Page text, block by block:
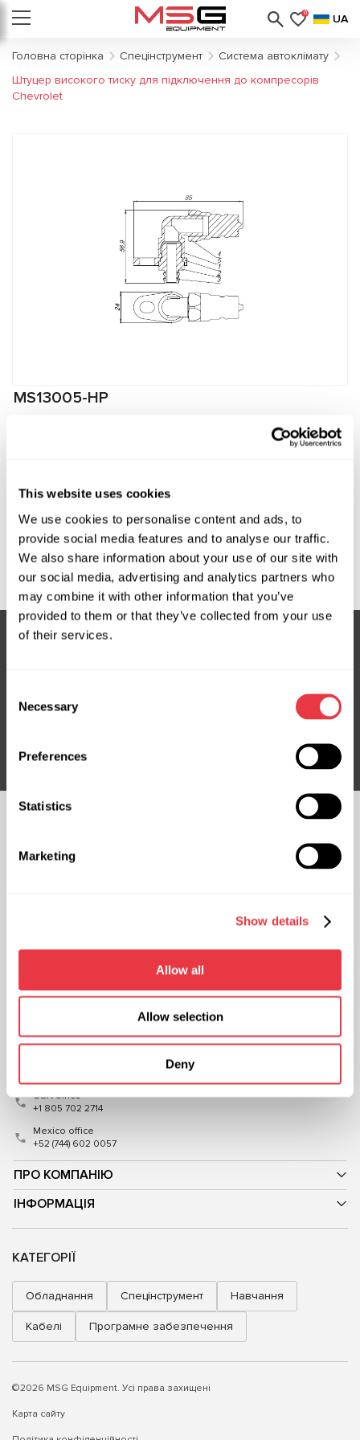
This website uses cookies
We use cookies to personalise content and ads, to
provide social media features and to analyse our traffic.
We also share information about your use of our site with
our social media, advertising and analytics partners who
may combine it with other information that you’ve
provided to them or that they’ve collected from your use
of their services.
Selection
Necessary
Preferences
Statistics
Marketing
Show details
Allow all
Allow selection
Deny
0 UA
Головна сторінка Спецінструмент
Система автоклімату
Штуцер високого тиску для підключення до компресорів
Chevrolet
MS13005-HP
Штуцер високого тиску для підключення до
Виробник: MSG Equipment
Запит ціни
Не пропустіть ексклюзивні пропозиції та знижки
ПРО КОМПАНІЮ
ІНФОРМАЦІЯ
+38 (057) 728-49-64
ПН-ПТ: 9:00 - 18:00 (UTC +3)
sales@msg.equipment
Варшава, Польща
+48 (83) 313-19-70
ПН-ПТ: 8:00 - 17:00 (GMT +1)
sales@msgequipment.pl
USA office
+1 805 702 2714
Mexico office
+52 (744) 602 0057
КАТЕГОРІЇ
Обладнання Спецінструмент Навчання
Кабелі Програмне забезпечення
©2026 MSG Equipment. Усі права захищені
Карта сайту